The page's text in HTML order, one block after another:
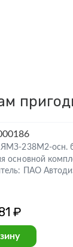
ЯМЗ-238М2-осн.
основной
ПАО
₽